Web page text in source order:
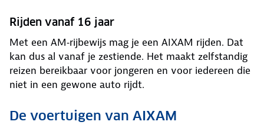
Rijden vanaf 16 jaar
Met een AM‑rijbewijs mag je een AIXAM rijden. Dat
kan dus al vanaf je zestiende. Het maakt zelfstandig
reizen bereikbaar voor jongeren en voor iedereen die
niet in een gewone auto rijdt.
De voertuigen van AIXAM